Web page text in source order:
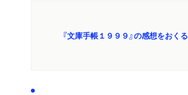
『文庫手帳１９９９』の感想をおくる